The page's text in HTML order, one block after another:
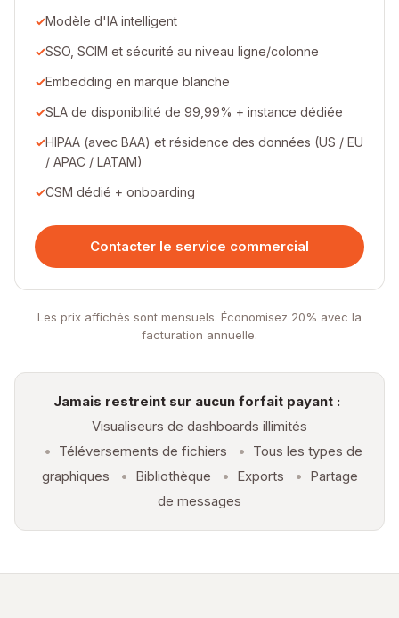
Modèle d'IA intelligent
SSO, SCIM et sécurité au niveau ligne/colonne
Embedding en marque blanche
SLA de disponibilité de 99,99% + instance dédiée
HIPAA (avec BAA) et résidence des données (US / EU
/ APAC / LATAM)
CSM dédié + onboarding
Contacter le service commercial
Les prix affichés sont mensuels. Économisez 20% avec la
facturation annuelle.
Jamais restreint sur aucun forfait payant :
Visualiseurs de dashboards illimités
• Téléversements de fichiers • Tous les types de
graphiques
• Bibliothèque • Exports • Partage
de messages